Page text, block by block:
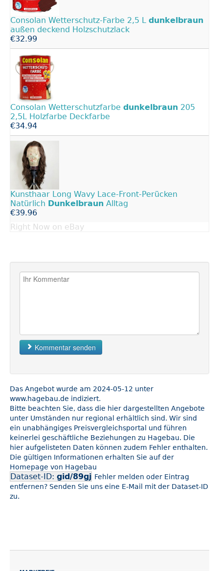
Consolan Wetterschutz-Farbe 2,5 L dunkelbraun
außen deckend Holzschutzlack
€32.99
Consolan Wetterschutzfarbe dunkelbraun 205
2,5L Holzfarbe Deckfarbe
€34.94
Kunsthaar Long Wavy Lace-Front-Perücken
Natürlich Dunkelbraun Alltag
€39.96
Right Now on eBay
Kommentar senden
Das Angebot wurde am 2024-05-12 unter
www.hagebau.de indiziert.
Bitte beachten Sie, dass die hier dargestellten Angebote
unter Umständen nur regional erhältlich sind. Wir sind
ein unabhängiges Preisvergleichsportal und führen
keinerlei geschäftliche Beziehungen zu Hagebau. Die
hier aufgelisteten Daten können zudem Fehler enthalten.
Die gültigen Informationen erhalten Sie auf der
Homepage von Hagebau
Dataset-ID: gid/89gj Fehler melden oder Eintrag
entfernen? Senden Sie uns eine E-Mail mit der Dataset-ID
zu.